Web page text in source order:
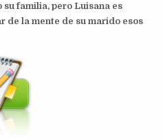
familia, pero Luisana es
de la mente de su marido esos